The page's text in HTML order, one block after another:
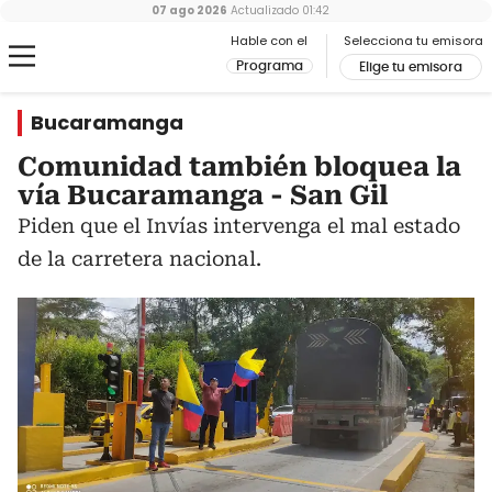
Hable con el
Programa
Selecciona tu emisora
Elige tu emisora
07 ago 2026 Actualizado 01:42
Bucaramanga
Comunidad también bloquea la
vía Bucaramanga - San Gil
Piden que el Invías intervenga el mal estado
de la carretera nacional.